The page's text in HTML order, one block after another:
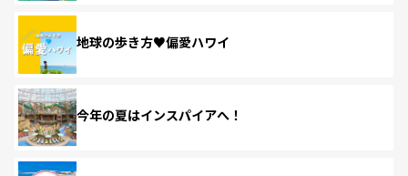
地球の歩き方♥偏愛ハワイ
今年の夏はインスパイアへ！